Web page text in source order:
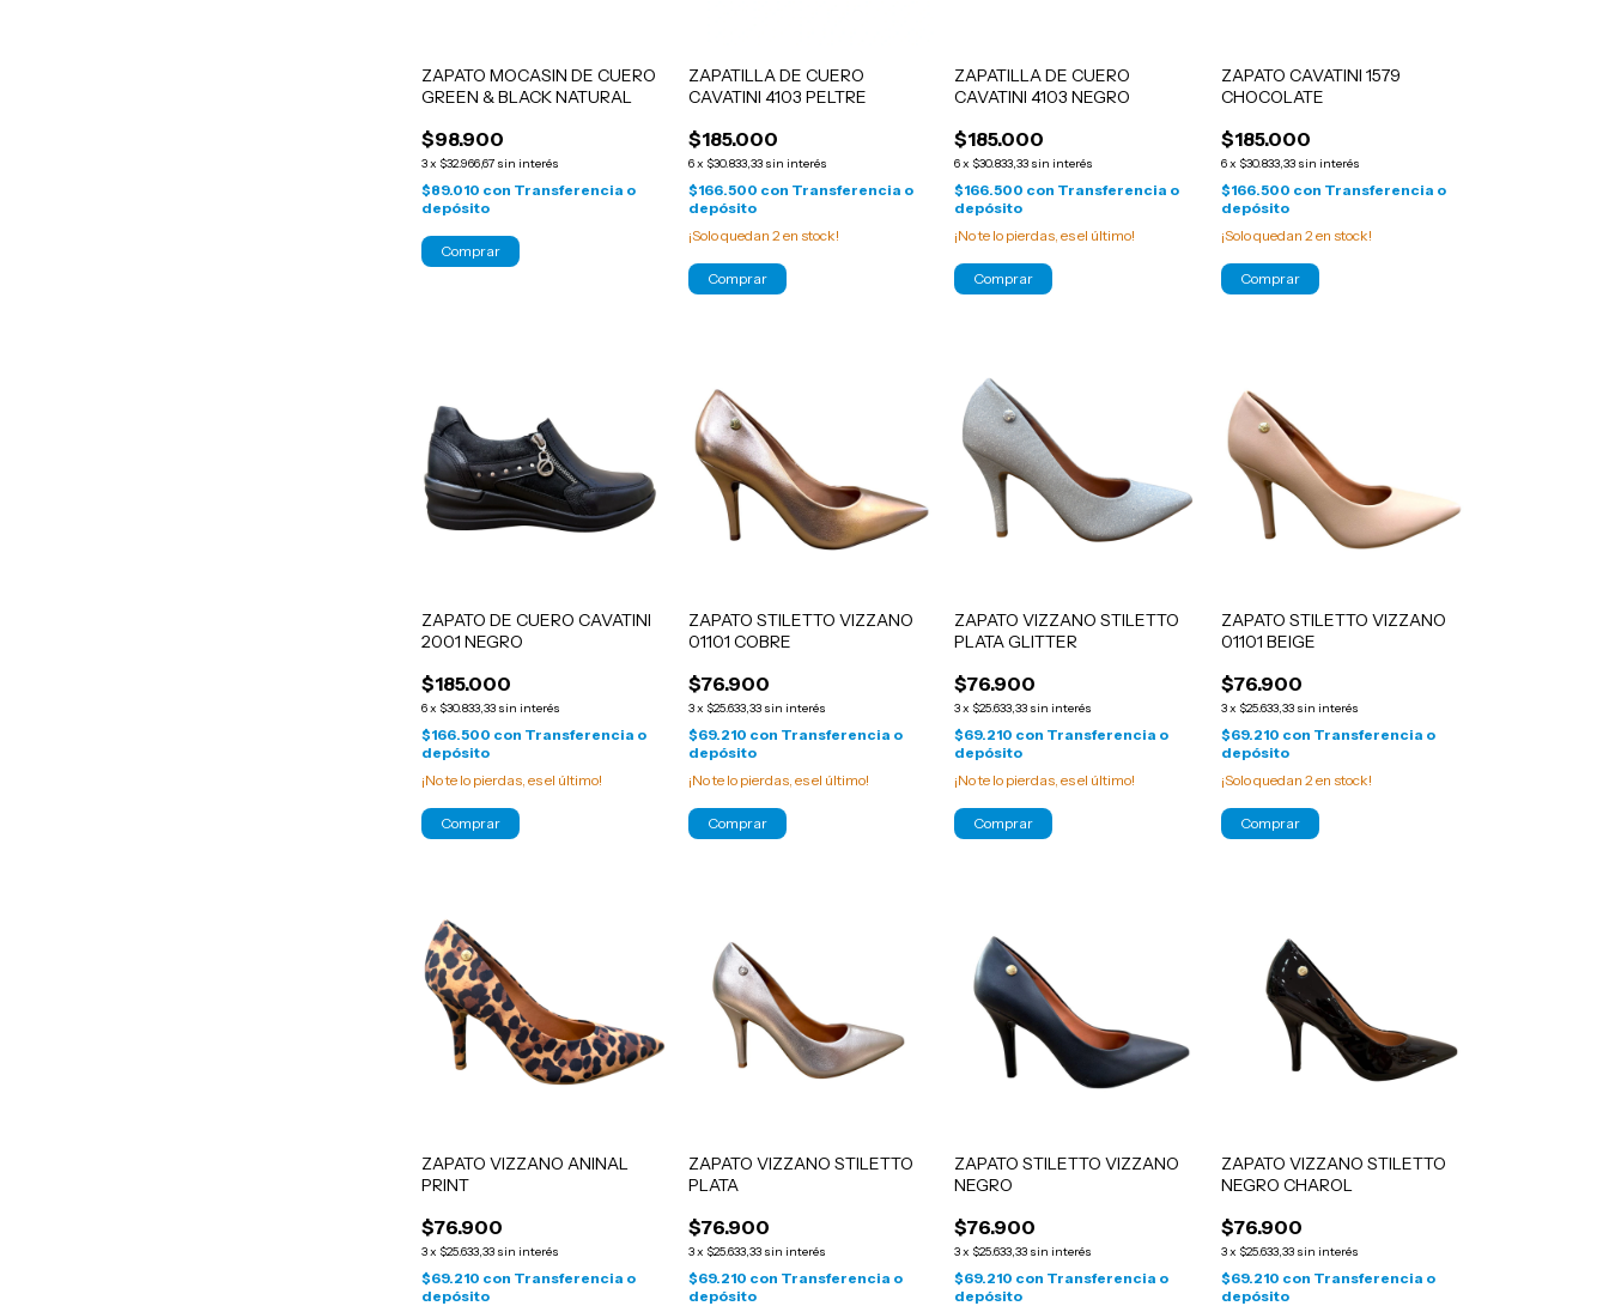
ZAPATO MOCASIN DE CUERO
GREEN & BLACK NATURAL
$98.900
3x $32.966,67 sin interés
$89.010 con Transferencia o
depósito
Comprar
ZAPATILLA DE CUERO
CAVATINI 4103 PELTRE
$185.000
6x $30.833,33 sin interés
$166.500 con Transferencia o
depósito
¡Solo quedan 2en stock!
Comprar
ZAPATILLA DE CUERO
CAVATINI 4103 NEGRO
$185.000
6x $30.833,33 sin interés
$166.500 con Transferencia o
depósito
¡No te lo pierdas, es el último!
Comprar
ZAPATO CAVATINI 1579
CHOCOLATE
$185.000
6x $30.833,33 sin interés
$166.500 con Transferencia o
depósito
¡Solo quedan 2en stock!
Comprar
ZAPATO DE CUERO CAVATINI
2001 NEGRO
$185.000
6x $30.833,33 sin interés
$166.500 con Transferencia o
depósito
¡No te lo pierdas, es el último!
Comprar
ZAPATO STILETTO VIZZANO
01101 COBRE
$76.900
3x $25.633,33 sin interés
$69.210 con Transferencia o
depósito
¡No te lo pierdas, es el último!
Comprar
ZAPATO VIZZANO STILETTO
PLATA GLITTER
$76.900
3x $25.633,33 sin interés
$69.210 con Transferencia o
depósito
¡No te lo pierdas, es el último!
Comprar
ZAPATO STILETTO VIZZANO
01101 BEIGE
$76.900
3x $25.633,33 sin interés
$69.210 con Transferencia o
depósito
¡Solo quedan 2 en stock!
Comprar
ZAPATO VIZZANO ANINAL
PRINT
$76.900
3x $25.633,33 sin interés
$69.210 con Transferencia o
depósito
ZAPATO VIZZANO STILETTO
PLATA
$76.900
3x $25.633,33 sin interés
$69.210 con Transferencia o
depósito
ZAPATO STILETTO VIZZANO
NEGRO
$76.900
3x $25.633,33 sin interés
$69.210 con Transferencia o
depósito
ZAPATO VIZZANO STILETTO
NEGRO CHAROL
$76.900
3x $25.633,33 sin interés
$69.210 con Transferencia o
depósito